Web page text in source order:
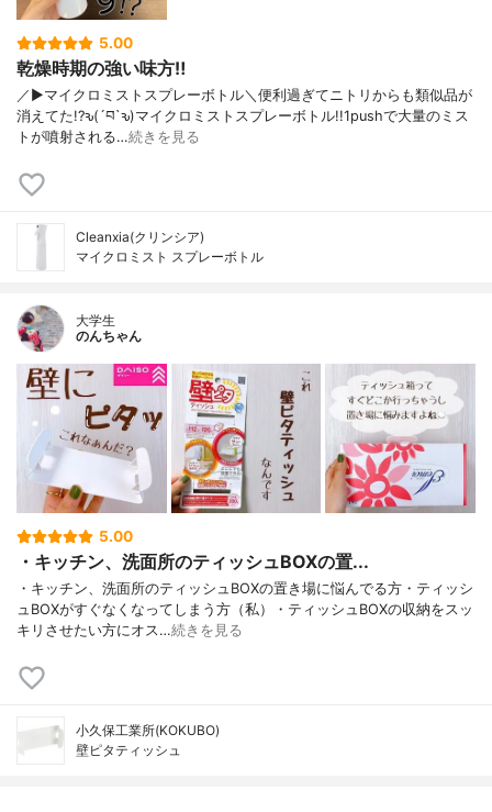
5.00
乾燥時期の強い味方‼︎
／▶︎マイクロミストスプレーボトル＼便利過ぎてニトリからも類似品が
消えてた!?ԅ(´བ`ԅ)マイクロミストスプレーボトル!!1pushで大量のミス
トが噴射される…続きを見る
Cleanxia(クリンシア)
マイクロミスト スプレーボトル
大学生
のんちゃん
5.00
・キッチン、洗面所のティッシュBOXの置...
・キッチン、洗面所のティッシュBOXの置き場に悩んでる方・ティッシ
ュBOXがすぐなくなってしまう方（私）・ティッシュBOXの収納をスッ
キリさせたい方にオス…続きを見る
小久保工業所(KOKUBO)
壁ピタティッシュ